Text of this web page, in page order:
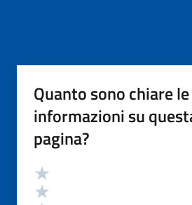
Quanto sono chiare le
informazioni su
pagina?
Valutazione